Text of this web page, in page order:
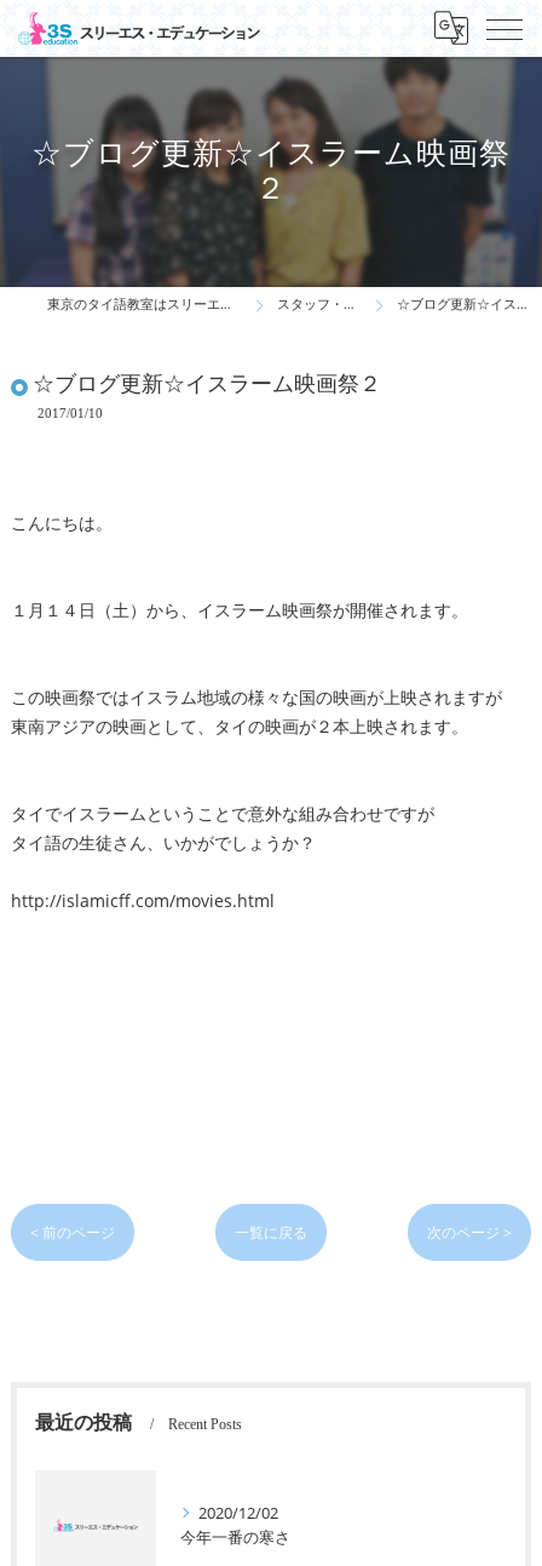
☆ブログ更新☆イスラーム映画祭
２
東京のタイ語教室はスリーエス・エデュケーション スタッフ・先生の一言 ☆ブログ更新☆イスラーム映画祭２
☆ブログ更新☆イスラーム映画祭２
2017/01/10
こんにちは。
１月１４日（土）から、イスラーム映画祭が開催されます。
この映画祭ではイスラム地域の様々な国の映画が上映されますが
東南アジアの映画として、タイの映画が２本上映されます。
タイでイスラームということで意外な組み合わせですが
タイ語の生徒さん、いかがでしょうか？
http://islamicff.com/movies.html
< 前のページ 一覧に戻る 次のページ >
最近の投稿 Recent Posts
2020/12/02
今年一番の寒さ